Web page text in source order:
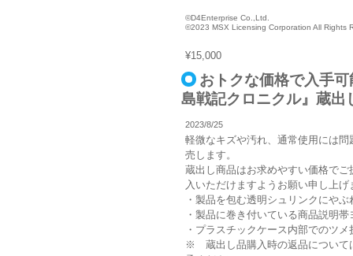
©D4Enterprise Co.,Ltd.
©2023 MSX Licensing Corporation All Rights
¥15,000
おトクな価格で入手
島戦記クロニクル』蔵出
2023/8/25
軽微なキズや汚れ、通常使用には
売します。
蔵出し商品はお求めやすい価格で
入いただけますようお願い申し上げ
・製品を包む透明シュリンクにやぶ
・製品に巻き付いている商品説明帯
・プラスチックケース内部でのツメ
※ 蔵出し品購入時の返品について